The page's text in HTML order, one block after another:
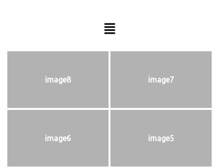
image8 image7
image6 image5